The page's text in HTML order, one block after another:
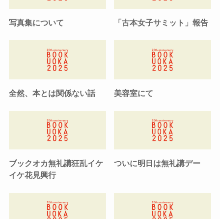
写真集について 「古本女子サミット」報告
全然、本とは関係ない話 美容室にて
ブックオカ無礼講狂乱イケ
イケ花見興行
ついに明日は無礼講デー